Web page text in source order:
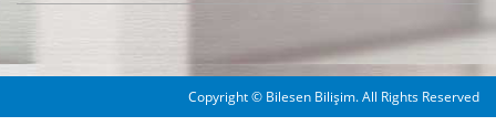
Copyright © Bilesen Bilişim. All Rights Reserved